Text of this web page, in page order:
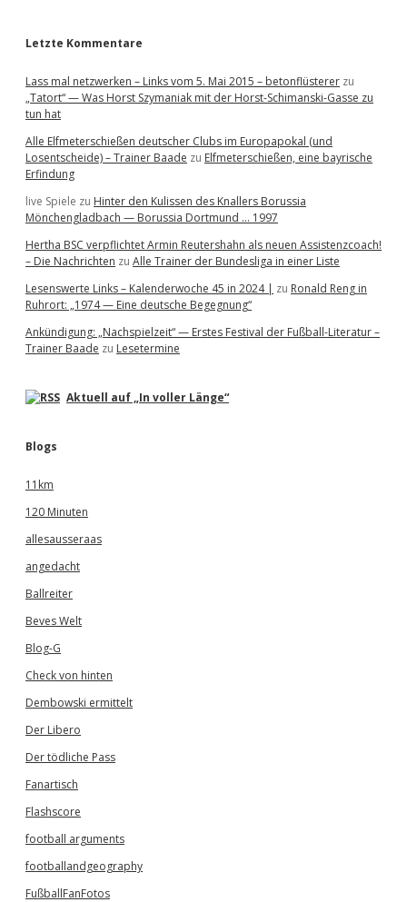
Letzte Kommentare
Lass mal netzwerken – Links vom 5. Mai 2015 – betonflüsterer zu
„Tatort“ — Was Horst Szymaniak mit der Horst-Schimanski-Gasse zu
tun hat
Alle Elfmeterschießen deutscher Clubs im Europapokal (und
Losentscheide) – Trainer Baade zu Elfmeterschießen, eine bayrische
Erfindung
live Spiele zu Hinter den Kulissen des Knallers Borussia
Mönchengladbach — Borussia Dortmund … 1997
Hertha BSC verpflichtet Armin Reutershahn als neuen Assistenzcoach!
– Die Nachrichten zu Alle Trainer der Bundesliga in einer Liste
Lesenswerte Links – Kalenderwoche 45 in 2024 | zu Ronald Reng in
Ruhrort: „1974 — Eine deutsche Begegnung“
Ankündigung: „Nachspielzeit“ — Erstes Festival der Fußball-Literatur –
Trainer Baade zu Lesetermine
Aktuell auf „In voller Länge“
Blogs
11km
120 Minuten
allesausseraas
angedacht
Ballreiter
Beves Welt
Blog-G
Check von hinten
Dembowski ermittelt
Der Libero
Der tödliche Pass
Fanartisch
Flashscore
football arguments
footballandgeography
FußballFanFotos